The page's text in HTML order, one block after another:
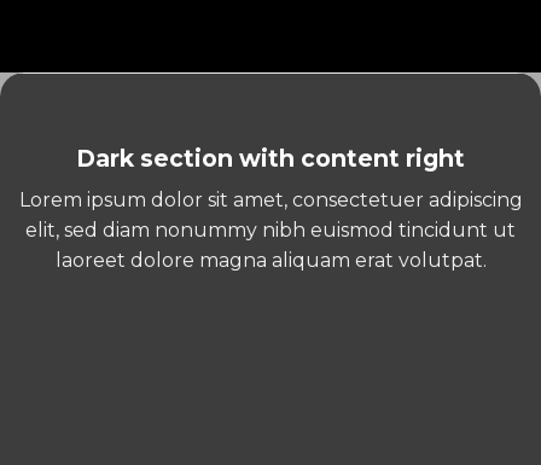
Dark section with content right
Lorem ipsum dolor sit amet, consectetuer adipiscing
elit, sed diam nonummy nibh euismod tincidunt ut
laoreet dolore magna aliquam erat volutpat.